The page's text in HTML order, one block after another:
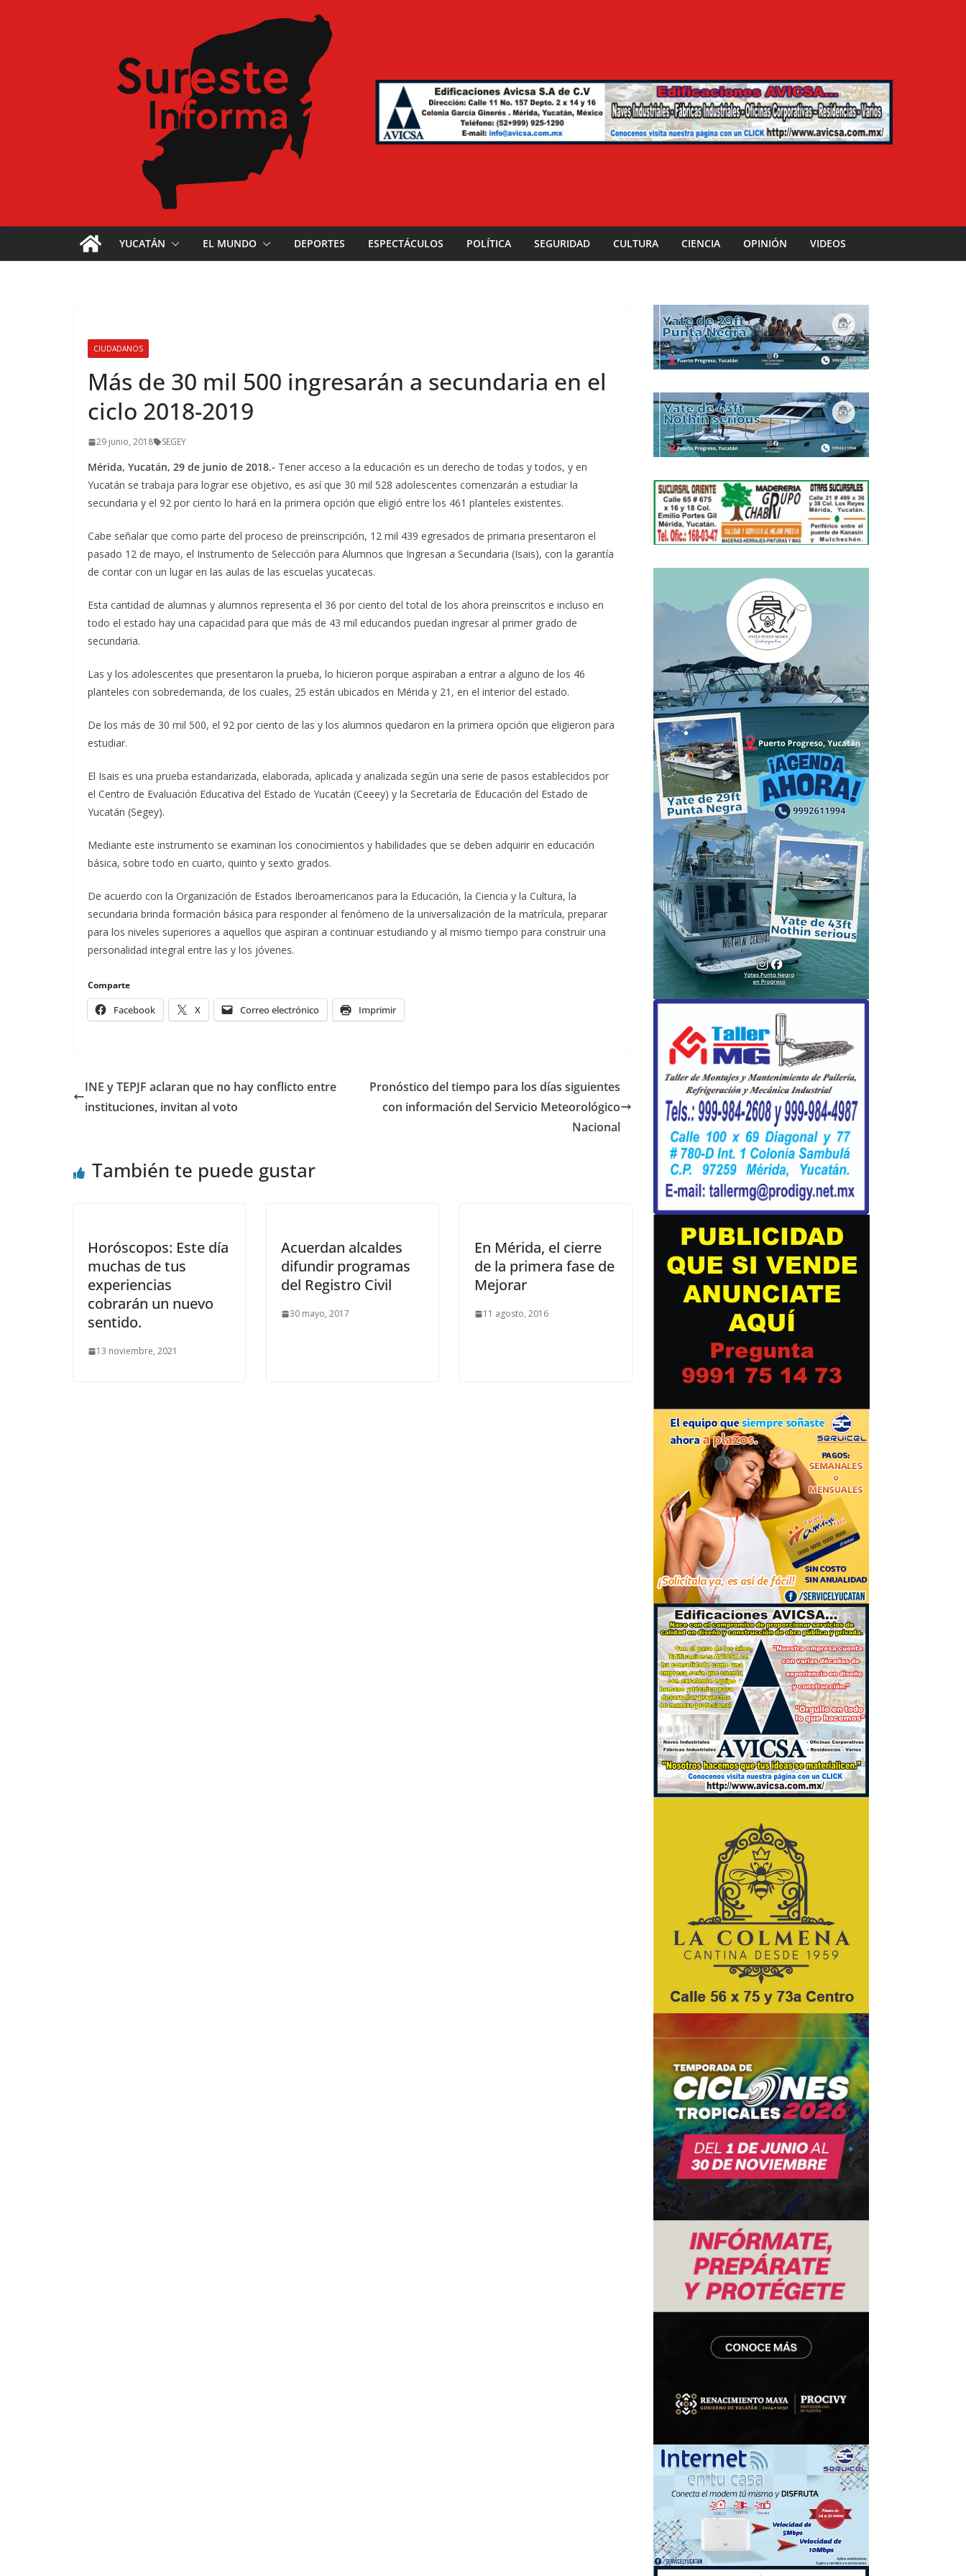
YUCATÁN EL MUNDO DEPORTES ESPECTÁCULOS POLÍTICA SEGURIDAD CULTURA CIENCIA OPINIÓN VIDEOS
CIUDADANOS
Más de 30 mil 500 ingresarán a secundaria en el
ciclo 2018-2019
29 junio, 2018 SEGEY
Mérida, Yucatán, 29 de junio de 2018.- Tener acceso a la educación es un derecho de todas y todos, y en
Yucatán se trabaja para lograr ese objetivo, es así que 30 mil 528 adolescentes comenzarán a estudiar la
secundaria y el 92 por ciento lo hará en la primera opción que eligió entre los 461 planteles existentes.
Cabe señalar que como parte del proceso de preinscripción, 12 mil 439 egresados de primaria presentaron el
pasado 12 de mayo, el Instrumento de Selección para Alumnos que Ingresan a Secundaria (Isais), con la garantía
de contar con un lugar en las aulas de las escuelas yucatecas.
Esta cantidad de alumnas y alumnos representa el 36 por ciento del total de los ahora preinscritos e incluso en
todo el estado hay una capacidad para que más de 43 mil educandos puedan ingresar al primer grado de
secundaria.
Las y los adolescentes que presentaron la prueba, lo hicieron porque aspiraban a entrar a alguno de los 46
planteles con sobredemanda, de los cuales, 25 están ubicados en Mérida y 21, en el interior del estado.
De los más de 30 mil 500, el 92 por ciento de las y los alumnos quedaron en la primera opción que eligieron para
estudiar.
El Isais es una prueba estandarizada, elaborada, aplicada y analizada según una serie de pasos establecidos por
el Centro de Evaluación Educativa del Estado de Yucatán (Ceeey) y la Secretaría de Educación del Estado de
Yucatán (Segey).
Mediante este instrumento se examinan los conocimientos y habilidades que se deben adquirir en educación
básica, sobre todo en cuarto, quinto y sexto grados.
De acuerdo con la Organización de Estados Iberoamericanos para la Educación, la Ciencia y la Cultura, la
secundaria brinda formación básica para responder al fenómeno de la universalización de la matrícula, preparar
para los niveles superiores a aquellos que aspiran a continuar estudiando y al mismo tiempo para construir una
personalidad integral entre las y los jóvenes.
Comparte
Facebook X Correo electrónico Imprimir
INE y TEPJF aclaran que no hay conflicto entre
instituciones, invitan al voto
Pronóstico del tiempo para los días siguientes
con información del Servicio Meteorológico
Nacional
También te puede gustar
Horóscopos: Este día
muchas de tus
experiencias
cobrarán un nuevo
sentido.
13 noviembre, 2021
Acuerdan alcaldes
difundir programas
del Registro Civil
30 mayo, 2017
En Mérida, el cierre
de la primera fase de
Mejorar
11 agosto, 2016